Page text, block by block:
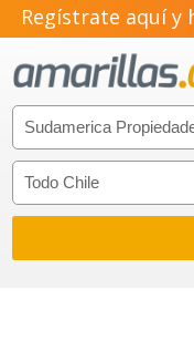
Regístrate aquí y